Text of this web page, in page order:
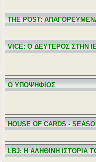
THE POST:
VICE: Ο ΔΕΥΤΕΡΟΣ ΣΤΗΝ
Ο ΥΠΟΨΗΦΙΟΣ
HOUSE OF CARDS -
LBJ: Η ΑΛΗΘΙΝΗ